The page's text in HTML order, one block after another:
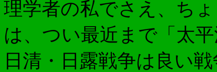
理学者の私でさえ、ち
は、つい最近まで「太
日清・日露戦争は良い